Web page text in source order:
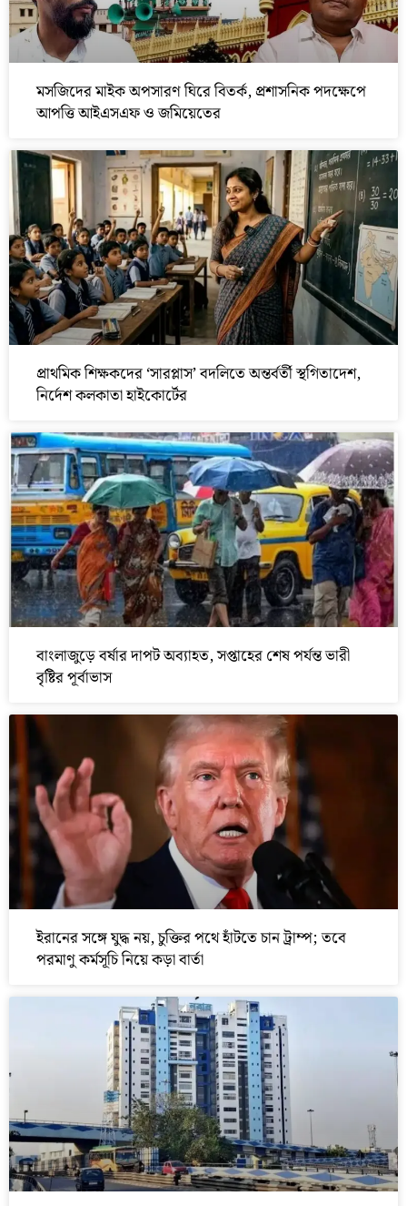
মসজিদের মাইক অপসারণ ঘিরে বিতর্ক, প্রশাসনিক পদক্ষেপে
আপত্তি আইএসএফ ও জমিয়েতের
প্রাথমিক শিক্ষকদের ‘সারপ্লাস’ বদলিতে অন্তর্বর্তী স্থগিতাদেশ,
নির্দেশ কলকাতা হাইকোর্টের
বাংলাজুড়ে বর্ষার দাপট অব্যাহত, সপ্তাহের শেষ পর্যন্ত ভারী
বৃষ্টির পূর্বাভাস
ইরানের সঙ্গে যুদ্ধ নয়, চুক্তির পথে হাঁটতে চান ট্রাম্প; তবে
পরমাণু কর্মসূচি নিয়ে কড়া বার্তা